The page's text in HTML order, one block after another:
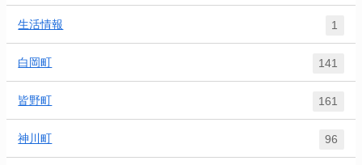
生活情報 1
白岡町 141
皆野町 161
神川町 96